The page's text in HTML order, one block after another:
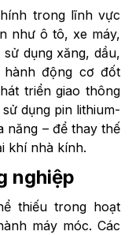
trong lĩnh vực
như ô tô, xe máy,
dụng xăng, dầu,
động cơ đốt
triển giao thông
dụng pin lithium-
năng – để thay thế
khí nhà kính.
nghiệp
thiếu trong hoạt
máy móc. Các